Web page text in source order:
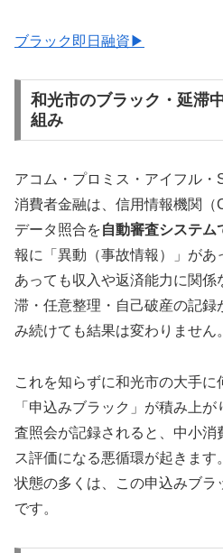
ブラック即日融資▶
和光市のブラック・延滞
組み
アコム・プロミス・アイフル
消費者金融は、信用情報機関
データ照合を自動審査システム
報に「異動（事故情報）」が
あっても収入や返済能力に関
滞・任意整理・自己破産の記録
み続けても結果は変わりません。
これを知らずに和光市の大手に
「申込みブラック」が積み上
査照会が記録されると、中小消
ス評価になる悪循環が起きます
状態の多くは、この申込みブラ
です。